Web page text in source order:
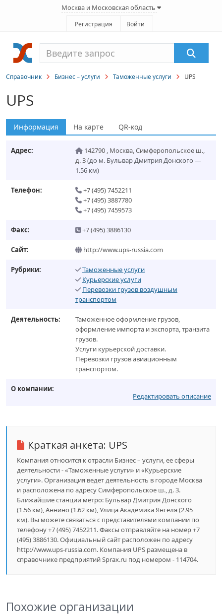
Москва и Московская область
Регистрация Войти
Справочник Бизнес – услуги Таможенные услуги UPS
UPS
Информация На карте QR-код
Адрес: 142790 , Москва,Симферопольское ш.,
д. 3(до м. Бульвар Дмитрия Донского —
1.56 км)
Телефон:
+7 (495) 7452211
+7 (495) 3887780
+7 (495) 7459573
Факс: +7 (495) 3886130
Сайт: http://www.ups-russia.com
Рубрики:
Таможенные услуги
Курьерские услуги
Перевозки грузов воздушным
транспортом
Деятельность:
Таможенное оформление грузов,
оформление импорта и экспорта, транзита
грузов.
Услуги курьерской доставки.
Перевозки грузов авиационным
транспортом.
О компании:
Редактировать описание
Краткая анкета: UPS
Компания относится к отрасли Бизнес – услуги, ее сферы
деятельности - «Таможенные услуги» и «Курьерские
услуги». Организация ведет деятельность в городе Москва
и расположена по адресу Симферопольское ш., д. 3.
Ближайшие станции метро: Бульвар Дмитрия Донского
(1.56 км), Аннино (1.62 км), Улица Академика Янгеля (2.95
км). Вы можете связаться с представителями компании по
телефону +7 (495) 7452211. Факсы отправляйте на номер +7
(495) 3886130. Официальный сайт расположен по адресу
http://www.ups-russia.com. Компания UPS размещена в
справочнике предприятий Sprax.ru под номером - 114704.
Похожие организации